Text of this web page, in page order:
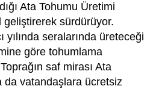
Ata Tohumu Üretimi
geliştirerek sürdürüyor.
yılında seralarında üreteceği
göre tohumlama
saf mirası Ata
da vatandaşlara ücretsiz